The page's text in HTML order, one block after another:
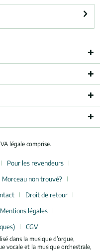
légale comprise.
Pour les revendeurs
Morceau non trouvé?
Droit de retour
Mentions légales
CGV
dans la musique d’orgue,
vocale et la musique orchestrale,